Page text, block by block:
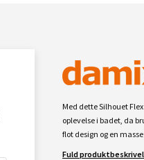
Med dette Silhouet
oplevelse i badet, da
flot design og en
Fuld